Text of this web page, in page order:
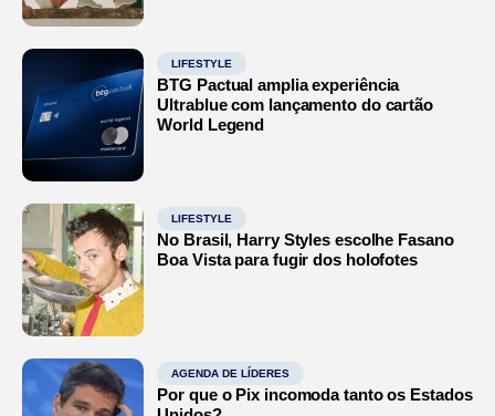
LIFESTYLE
BTG Pactual amplia experiência
Ultrablue com lançamento do cartão
World Legend
LIFESTYLE
No Brasil, Harry Styles escolhe Fasano
Boa Vista para fugir dos holofotes
AGENDA DE LÍDERES
Por que o Pix incomoda tanto os Estados